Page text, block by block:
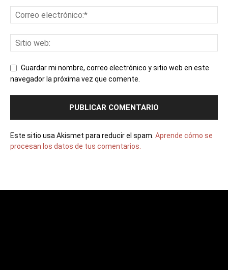
Guardar mi nombre, correo electrónico y sitio web en este
navegador la próxima vez que comente.
Este sitio usa Akismet para reducir el spam. Aprende cómo se
procesan los datos de tus comentarios.